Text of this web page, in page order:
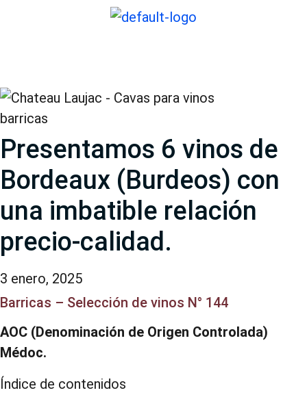
barricas
Presentamos 6 vinos de
Bordeaux (Burdeos) con
una imbatible relación
precio-calidad.
3 enero, 2025
Barricas – Selección de vinos N° 144
AOC (Denominación de Origen Controlada)
Médoc.
Índice de contenidos